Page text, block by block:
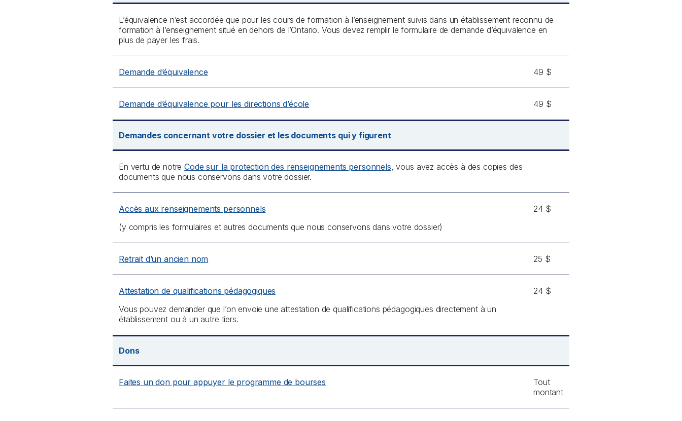
L’équivalence n’est accordée que pour les cours de formation à l’enseignement suivis dans un établissement reconnu de
formation à l’enseignement situé en dehors de l’Ontario. Vous devez remplir le formulaire de demande d’équivalence en
plus de payer les frais.
Demande d’équivalence 49 $
Demande d’équivalence pour les directions d’école 49 $
Demandes concernant votre dossier et les documents qui y figurent
En vertu de notreCode sur la protection des renseignements personnels, vous avez accès à des copies des
documents que nous conservons dans votre dossier.
Accès aux renseignements personnels
(y compris les formulaires et autres documents que nous conservons dans votre dossier)
24 $
Retrait d’un ancien nom 25 $
Attestation de qualifications pédagogiques
Vous pouvez demander que l’on envoie une attestation de qualifications pédagogiques directement à un
établissement ou à un autre tiers.
24 $
Dons
Faites un don pour appuyer le programme de bourses
Tout
montant